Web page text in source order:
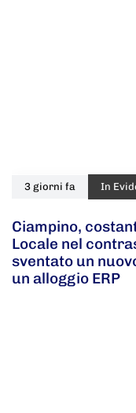
3 giorni fa In
Ciampino,
Locale nel
sventato un
un alloggio ERP